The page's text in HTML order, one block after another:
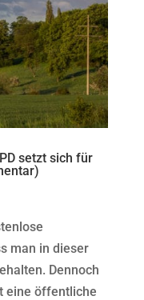
setzt sich für
man in dieser
Dennoch
eine öffentliche